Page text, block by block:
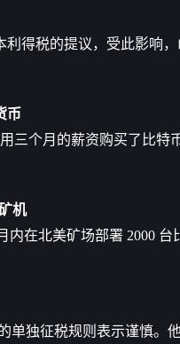
得税的提议，受此影响
币
三个月的薪资购买了比特
机
在北美矿场部署 2000
单独征税规则表示谨慎。